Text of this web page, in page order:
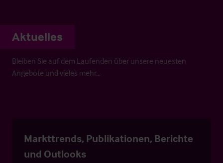
Aktuelles
Bleiben Sie auf dem Laufenden über unsere neuesten
Angebote und vieles mehr…
Markttrends, Publikationen, Berichte
und Outlooks